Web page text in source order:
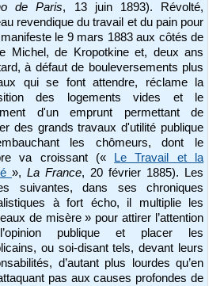
de Paris, 13 juin 1893). Révolté,
revendique du travail et du pain pour
le 9 mars 1883 aux côtés de
Michel, de Kropotkine et, deux ans
à défaut de bouleversements plus
qui se font attendre, réclame la
des logements vides et le
d'un emprunt permettant de
des grands travaux d'utilité publique
les chômeurs, dont le
va croissant («
Le Travail et la
», La France, 20 février 1885). Les
suivantes, dans ses chroniques
à fort écho, il multiplie les
de misère » pour attirer l’attention
publique et placer les
ou soi-disant tels, devant leurs
d’autant plus lourdes qu’en
pas aux causes profondes de